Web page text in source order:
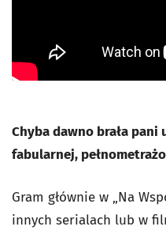
Chyba dawno brała pani
fabularnej,
Gram głównie w „Na
innych serialach lub w